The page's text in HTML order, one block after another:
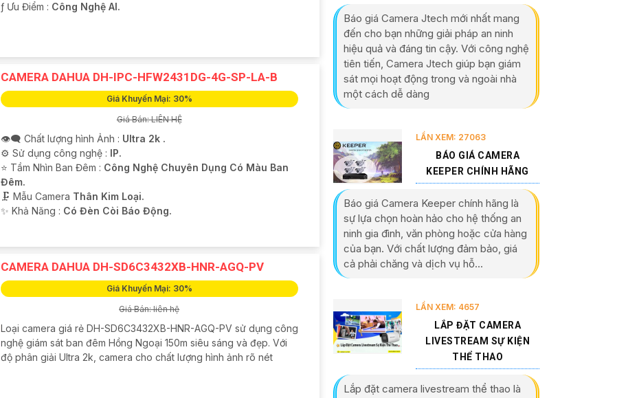
️ƒ Ưu Điểm : Công Nghệ AI.
CAMERA DAHUA DH-IPC-HFW2431DG-4G-SP-LA-B
Giá Khuyến Mại: 30%
Giá Bán: LIÊN HỆ
👁️‍🗨 Chất lượng hình Ảnh : Ultra 2k .
⚙ Sử dụng công nghệ : IP.
⭐ Tầm Nhìn Ban Đêm : Công Nghệ Chuyên Dụng Có Màu Ban
Đêm.
🗜️ Mẫu Camera Thân Kim Loại.
️✨ Khả Năng : Có Đèn Còi Báo Động.
CAMERA DAHUA DH-SD6C3432XB-HNR-AGQ-PV
Giá Khuyến Mại: 30%
Giá Bán: liên hệ
Loại camera giá rẻ DH-SD6C3432XB-HNR-AGQ-PV sử dụng công
nghệ giám sát ban đêm Hồng Ngoại 150m siêu sáng và đẹp. Với
độ phân giải Ultra 2k, camera cho chất lượng hình ảnh rõ nét
Báo giá Camera Jtech mới nhất mang
đến cho bạn những giải pháp an ninh
hiệu quả và đáng tin cậy. Với công nghệ
tiên tiến, Camera Jtech giúp bạn giám
sát mọi hoạt động trong và ngoài nhà
một cách dễ dàng
LẦN XEM: 27063
BÁO GIÁ CAMERA
KEEPER CHÍNH HÃNG
Báo giá Camera Keeper chính hãng là
sự lựa chọn hoàn hảo cho hệ thống an
ninh gia đình, văn phòng hoặc cửa hàng
của bạn. Với chất lượng đảm bảo, giá
cả phải chăng và dịch vụ hỗ...
LẦN XEM: 4657
LẮP ĐẶT CAMERA
LIVESTREAM SỰ KIỆN
THỂ THAO
Lắp đặt camera livestream thể thao là